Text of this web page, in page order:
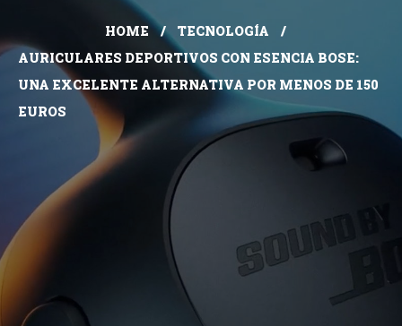
HOME
TECNOLOGÍA
AURICULARES DEPORTIVOS CON ESENCIA BOSE:
UNA EXCELENTE ALTERNATIVA POR MENOS DE 150
EUROS